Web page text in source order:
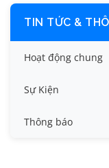
TIN TỨC &
Hoạt động chung
Tin công tác
Tin đào tạo
Sự Kiện
Thông báo